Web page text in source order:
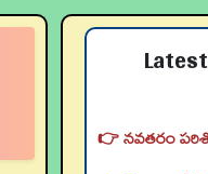
👉 Current